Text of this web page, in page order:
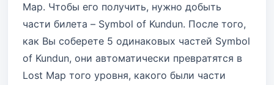
Map. Чтобы его получить, нужно добыть
части билета – Symbol of Kundun. После того,
как Вы соберете 5 одинаковых частей Symbol
of Kundun, они автоматически превратятся в
Lost Map того уровня, какого были части